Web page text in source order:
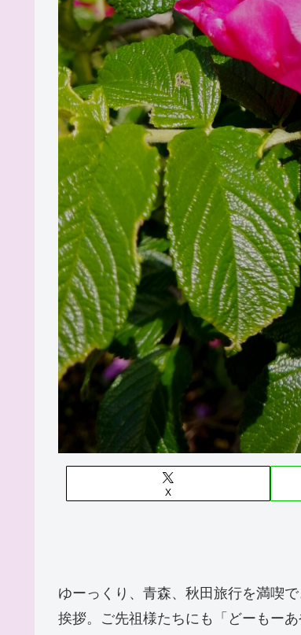
X
ゆーっくり、青森、秋田旅行を満喫
挨拶。ご先祖様たちにも「どーもー